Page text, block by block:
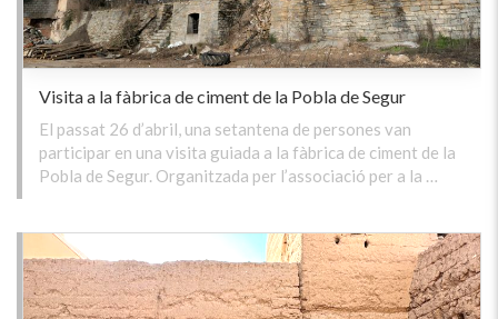
Visita a la fàbrica de ciment de la Pobla de Segur
El passat 26 d’abril, una setantena de persones van
participar en una visita guiada a la fàbrica de ciment de la
Pobla de Segur. Organitzada per l’associació per a la …